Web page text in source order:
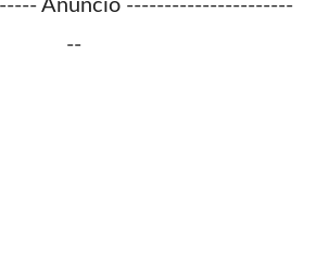
Anúncio ----------------------
--